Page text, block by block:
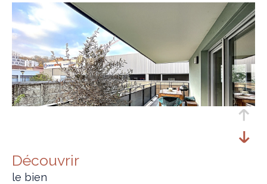
découvrir
le bien